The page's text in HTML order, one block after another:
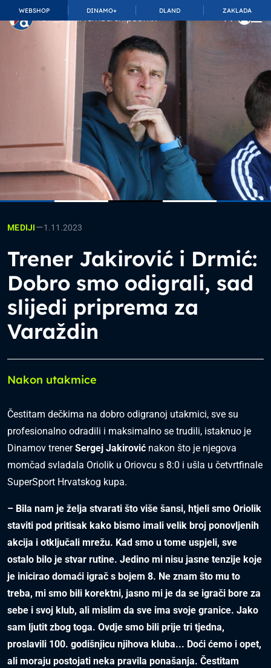
WEBSHOP DINAMO+ DLAND ZAKLADA
TOP_BAR.MembershipSuffix
MEDIJI—1.11.2023
Trener Jakirović i Drmić:
Dobro smo odigrali, sad
slijedi priprema za
Varaždin
Nakon utakmice
Čestitam dečkima na dobro odigranoj utakmici, sve su
profesionalno odradili i maksimalno se trudili, istaknuo je
Dinamov trenerSergej Jakirović nakon što je njegova
momčad svladala Oriolik u Oriovcu s 8:0 i ušla u četvrtfinale
SuperSport Hrvatskog kupa.
– Bila nam je želja stvarati što više šansi, htjeli smo Oriolik
staviti pod pritisak kako bismo imali velik broj ponovljenih
akcija i otključali mrežu. Kad smo u tome uspjeli, sve
ostalo bilo je stvar rutine. Jedino mi nisu jasne tenzije koje
je inicirao domaći igrač s bojem 8. Ne znam što mu to
treba, mi smo bili korektni, jasno mi je da se igrači bore za
sebe i svoj klub, ali mislim da sve ima svoje granice. Jako
sam ljutit zbog toga. Ovdje smo bili prije tri tjedna,
proslavili 100. godišnjicu njihova kluba... Doći ćemo i opet,
ali moraju postojati neka pravila ponašanja. Čestitam